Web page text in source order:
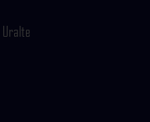
Uralte